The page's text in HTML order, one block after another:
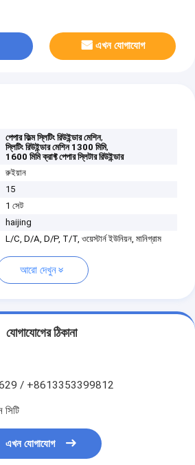
এখন যোগাযোগ
পেপার ফিল্ম স্লিটিং রিউইন্ডার মেশিন,
স্লিটিং রিউইন্ডার মেশিন 1300 মিমি,
1600 মিমি ক্রাফ্ট পেপার স্লিটার রিউইন্ডার
রুইয়ান
15
1 সেট
haijing
L/C, D/A, D/P, T/T, ওয়েস্টার্ন ইউনিয়ন, মানিগ্রাম
আরো দেখুন
যোগাযোগের ঠিকানা
/ +8613353399812
এখন যোগাযোগ